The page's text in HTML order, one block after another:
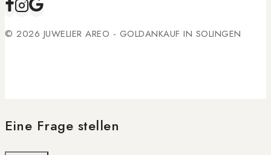
© 2026 JUWELIER AREO - GOLDANKAUF IN SOLINGEN
Eine Frage stellen